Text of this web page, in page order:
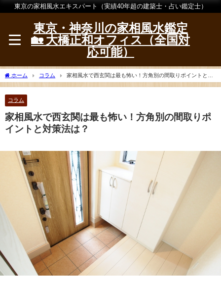
東京の家相風水エキスパート（実績40年超の建築士・占い鑑定士）
東京・神奈川の家相風水鑑定
🏡 大橋正和オフィス（全国対
応可能）
ホーム コラム
家相風水で西玄関は最も怖い！方角別の間取りポイントと対
策法は？
コラム
家相風水で西玄関は最も怖い！方角別の間取りポ
イントと対策法は？